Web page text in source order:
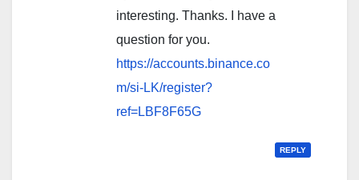
interesting. Thanks. I have a
question for you.
https://accounts.binance.co
m/si-LK/register?
ref=LBF8F65G
REPLY